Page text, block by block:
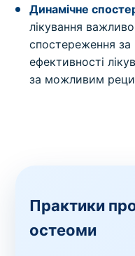
Динамічне
лікування
спостереження за
ефективності
за можливим
Практики
остеоми